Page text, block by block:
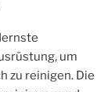
um
zu reinigen. Die